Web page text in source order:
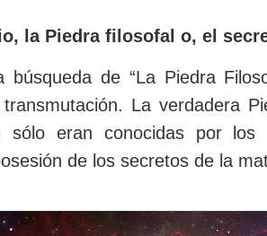
la Piedra filosofal o, el
búsqueda de “La Piedra
La verdadera
sólo eran conocidas por
de los secretos de la